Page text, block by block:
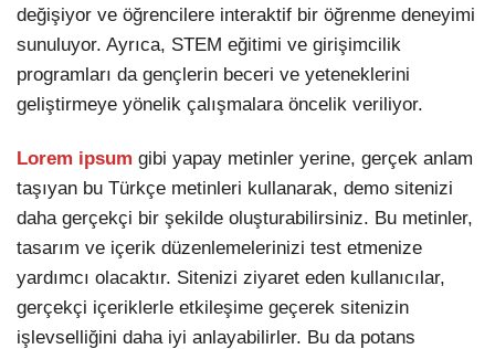
değişiyor ve öğrencilere interaktif bir öğrenme deneyimi
sunuluyor. Ayrıca, STEM eğitimi ve girişimcilik
programları da gençlerin beceri ve yeteneklerini
geliştirmeye yönelik çalışmalara öncelik veriliyor.
Lorem ipsum gibi yapay metinler yerine, gerçek anlam
taşıyan bu Türkçe metinleri kullanarak, demo sitenizi
daha gerçekçi bir şekilde oluşturabilirsiniz. Bu metinler,
tasarım ve içerik düzenlemelerinizi test etmenize
yardımcı olacaktır. Sitenizi ziyaret eden kullanıcılar,
gerçekçi içeriklerle etkileşime geçerek sitenizin
işlevselliğini daha iyi anlayabilirler. Bu da potans